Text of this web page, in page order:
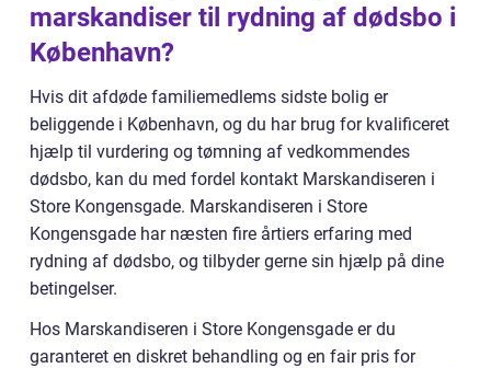
marskandiser til rydning af dødsbo i
København?
Hvis dit afdøde familiemedlems sidste bolig er
beliggende i København, og du har brug for kvalificeret
hjælp til vurdering og tømning af vedkommendes
dødsbo, kan du med fordel kontakt Marskandiseren i
Store Kongensgade. Marskandiseren i Store
Kongensgade har næsten fire årtiers erfaring med
rydning af dødsbo, og tilbyder gerne sin hjælp på dine
betingelser.
Hos Marskandiseren i Store Kongensgade er du
garanteret en diskret behandling og en fair pris for